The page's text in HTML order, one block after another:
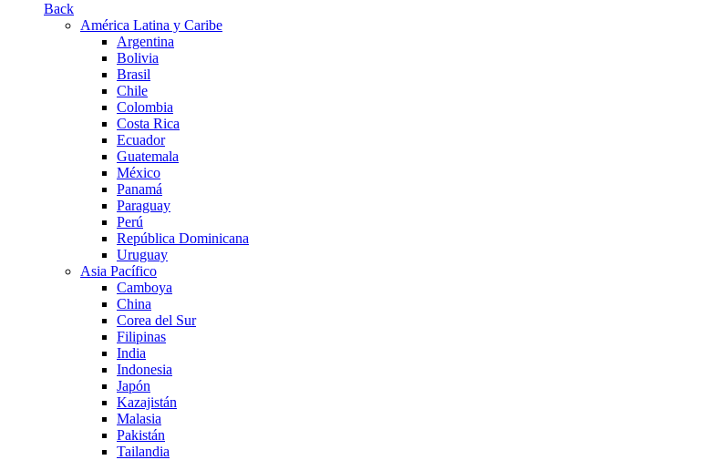
Back
América Latina y Caribe
Argentina
Bolivia
Brasil
Chile
Colombia
Costa Rica
Ecuador
Guatemala
México
Panamá
Paraguay
Perú
República Dominicana
Uruguay
Asia Pacífico
Camboya
China
Corea del Sur
Filipinas
India
Indonesia
Japón
Kazajistán
Malasia
Pakistán
Tailandia